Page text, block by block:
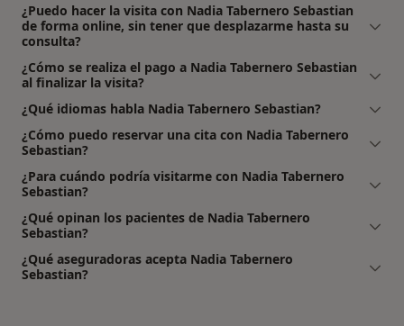
¿Puedo hacer la visita con Nadia Tabernero Sebastian
de forma online, sin tener que desplazarme hasta su
consulta?
¿Cómo se realiza el pago a Nadia Tabernero Sebastian
al finalizar la visita?
¿Qué idiomas habla Nadia Tabernero Sebastian?
¿Cómo puedo reservar una cita con Nadia Tabernero
Sebastian?
¿Para cuándo podría visitarme con Nadia Tabernero
Sebastian?
¿Qué opinan los pacientes de Nadia Tabernero
Sebastian?
¿Qué aseguradoras acepta Nadia Tabernero
Sebastian?